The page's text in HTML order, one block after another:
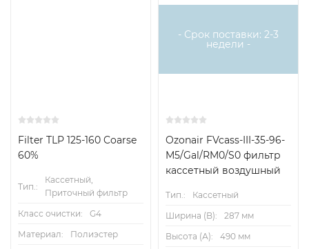
Filter TLP 125-160 Coarse
60%
Тип.:
Кассетный,
Приточный фильтр
Класс очистки:
G4
Материал:
Полиэстер
- Срок поставки: 2-3
недели -
Ozonair FVcass-III-35-96-
M5/Gal/RM0/S0 фильтр
кассетный воздушный
Тип.:
Кассетный
Ширина (B):
287 мм
Высота (А):
490 мм